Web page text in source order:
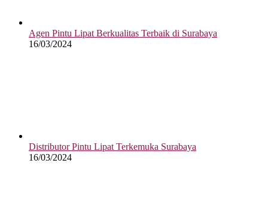
Agen Pintu Lipat Berkualitas Terbaik di Surabaya
16/03/2024
Distributor Pintu Lipat Terkemuka Surabaya
16/03/2024